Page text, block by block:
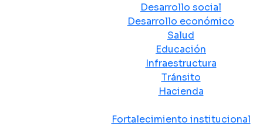
Desarrollo social
Desarrollo económico
Salud
Educación
Infraestructura
Tránsito
Hacienda
Fortalecimiento institucional